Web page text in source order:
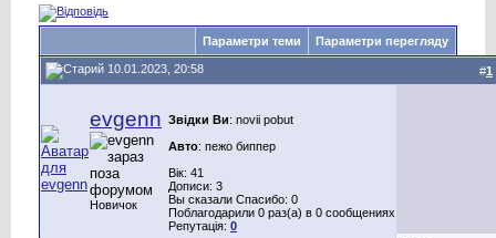
Параметри теми Параметри перегляду
10.01.2023, 20:58 #1
evgenn
Новичок
Звідки Ви: novii pobut
Авто: пежо биппер
Вік: 41
Дописи: 3
Вы сказали Спасибо: 0
Поблагодарили 0 раз(а) в 0 сообщениях
Репутація: 0